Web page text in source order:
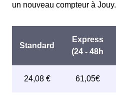
un nouveau compteur à Jouy.